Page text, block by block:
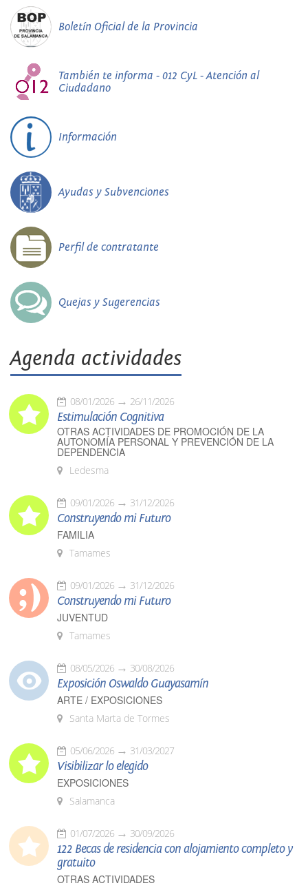
Boletín Oficial de la Provincia
También te informa - 012 CyL - Atención al
Ciudadano
Información
Ayudas y Subvenciones
Perfil de contratante
Quejas y Sugerencias
Agenda actividades
08/01/2026 26/11/2026
Estimulación Cognitiva
OTRAS ACTIVIDADES DE PROMOCIÓN DE LA
AUTONOMÍA PERSONAL Y PREVENCIÓN DE LA
DEPENDENCIA
Ledesma
09/01/2026 31/12/2026
Construyendo mi Futuro
FAMILIA
Tamames
09/01/2026 31/12/2026
Construyendo mi Futuro
JUVENTUD
Tamames
08/05/2026 30/08/2026
Exposición Oswaldo Guayasamín
ARTE / EXPOSICIONES
Santa Marta de Tormes
05/06/2026 31/03/2027
Visibilizar lo elegido
EXPOSICIONES
Salamanca
01/07/2026 30/09/2026
122 Becas de residencia con alojamiento completo y
gratuito
OTRAS ACTIVIDADES